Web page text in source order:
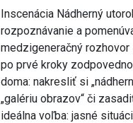
Inscenácia Nádherný
rozpoznávanie a
medzigeneračný
po prvé kroky
doma: nakresliť si
„galériu obrazov“ či
ideálna voľba: jasné